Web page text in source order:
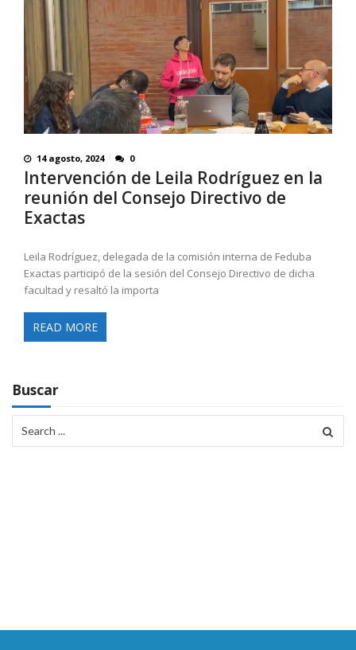
14 agosto, 2024 0
Intervención de Leila Rodríguez en la
reunión del Consejo Directivo de
Exactas
Leila Rodríguez, delegada de la comisión interna de Feduba
Exactas participó de la sesión del Consejo Directivo de dicha
facultad y resaltó la importa
READ MORE
Buscar
for: